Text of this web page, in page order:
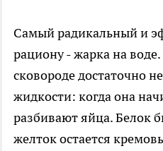
Самый радикальный и
рациону - жарка на
сковороде достаточно
жидкости: когда она
разбивают яйца. Белок
желток остается